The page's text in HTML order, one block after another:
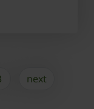
next